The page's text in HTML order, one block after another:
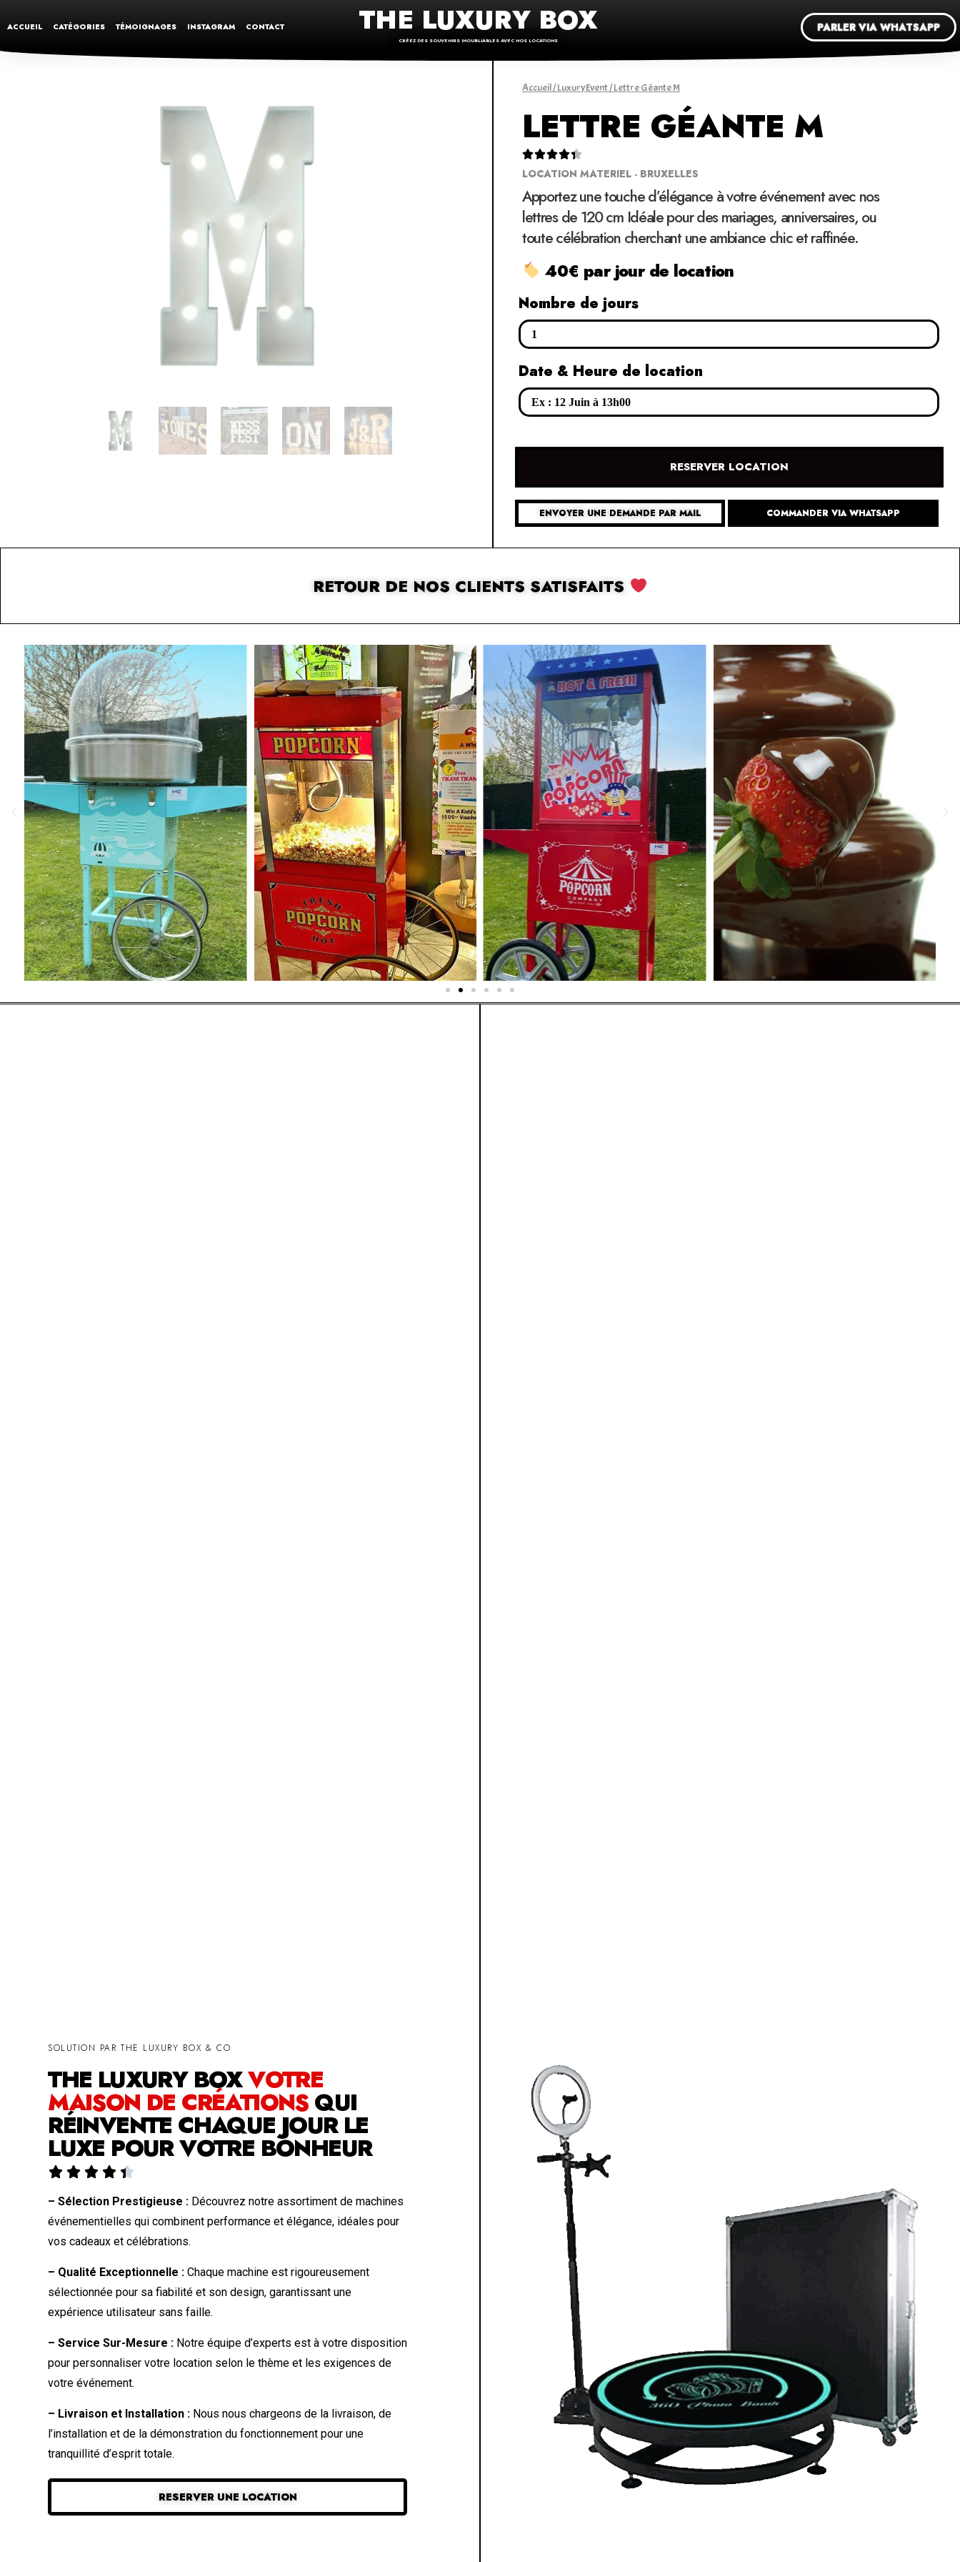
ACCUEIL CATÉGORIES TÉMOIGNAGES INSTAGRAM CONTACT THE LUXURY BOX
CRÉEZ DES SOUVENIRS INOUBLIABLES AVEC NOS LOCATIONS
PARLER VIA WHATSAPP
Accueil/LuxuryEvent/ Lettre Géante M
LETTRE GÉANTE M

LOCATION MATERIEL - BRUXELLES
Apportez une touche d’élégance à votre événement avec nos
lettres de 120 cm Idéale pour des mariages, anniversaires, ou
toute célébration cherchant une ambiance chic et raffinée.
40€ par jour de location
Nombre de jours
Date & Heure de location
RESERVER LOCATION
ENVOYER UNE DEMANDE PAR MAIL COMMANDER VIA WHATSAPP
RETOUR DE NOS CLIENTS SATISFAITS
SOLUTION PAR THE LUXURY BOX & CO
THE LUXURY BOXVOTRE
MAISON DE CRÉATIONSQUI
RÉINVENTE CHAQUE JOUR LE
LUXE POUR VOTRE BONHEUR
    
– Sélection Prestigieuse : Découvrez notre assortiment de machines
événementielles qui combinent performance et élégance, idéales pour
vos cadeaux et célébrations.
– Qualité Exceptionnelle : Chaque machine est rigoureusement
sélectionnée pour sa fiabilité et son design, garantissant une
expérience utilisateur sans faille.
– Service Sur-Mesure : Notre équipe d’experts est à votre disposition
pour personnaliser votre location selon le thème et les exigences de
votre événement.
– Livraison et Installation : Nous nous chargeons de la livraison, de
l’installation et de la démonstration du fonctionnement pour une
tranquillité d’esprit totale.
RESERVER UNE LOCATION